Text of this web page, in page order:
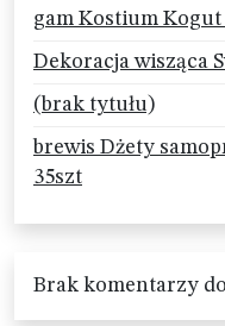
gam Kostium Kogut
Dekoracja wisząca
(brak tytułu)
brewis Dżety
35szt
Brak komentarzy